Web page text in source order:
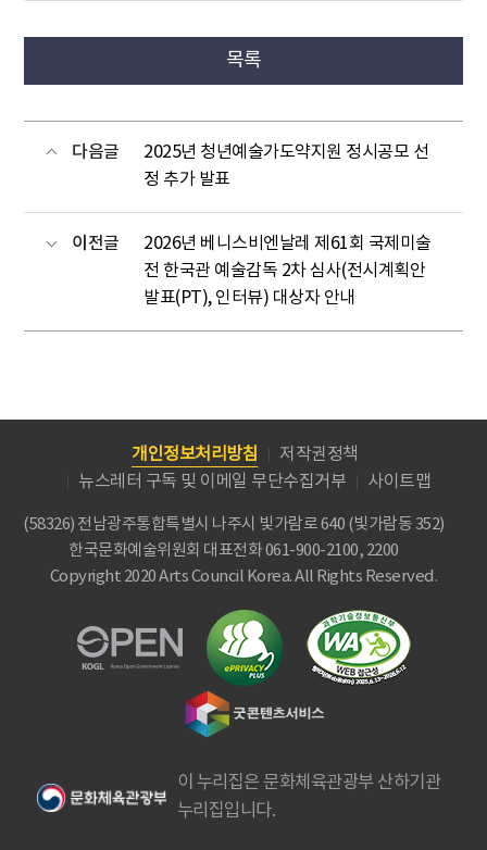
목록
다음글
2025년 청년예술가도약지원 정시공모 선
정 추가 발표
이전글
2026년 베니스비엔날레 제61회 국제미술
전 한국관 예술감독 2차 심사(전시계획안
발표(PT), 인터뷰) 대상자 안내
개인정보처리방침
저작권정책
뉴스레터 구독 및 이메일 무단수집거부
사이트맵
(58326) 전남광주통합특별시 나주시 빛가람로 640 (빛가람동 352)
한국문화예술위원회 대표전화 061-900-2100, 2200
Copyright 2020 Arts Council Korea. All Rights Reserved.
이 누리집은 문화체육관광부 산하기관
누리집입니다.